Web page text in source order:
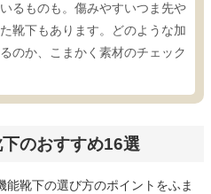
るものも。傷みやすいつま先や
靴下もあります。どのような加
のか、こまかく素材のチェック
のおすすめ16選
靴下の選び方のポイントをふま